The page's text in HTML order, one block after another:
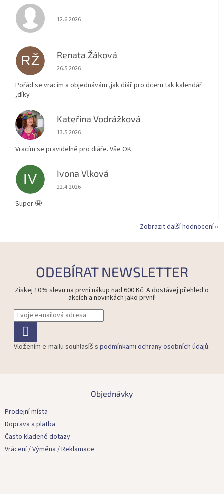
Hodnocení obchodu je 5 z 5 hvězdiček.
12.6.2026
RŽ Renata Žáková
Hodnocení obchodu je 5 z 5 hvězdiček.
26.5.2026
Pořád se vracím a objednávám ,jak diář pro dceru tak kalendář
,díky
KV Kateřina Vodrážková
Hodnocení obchodu je 5 z 5 hvězdiček.
13.5.2026
Vracím se pravidelně pro diáře. Vše OK.
IV Ivona Vlková
Hodnocení obchodu je 5 z 5 hvězdiček.
22.4.2026
Super 🤩
Zobrazit další hodnocení
ODEBÍRAT NEWSLETTER
Získej 10% slevu na první nákup nad 600 Kč. A dostávej přehled o
akcích a novinkách jako první!
Vložením e-mailu souhlasíš s podmínkami ochrany osobních údajů.
Objednávky
Prodejní místa
Doprava a platba
Často kladené dotazy
Vrácení / Výměna / Reklamace